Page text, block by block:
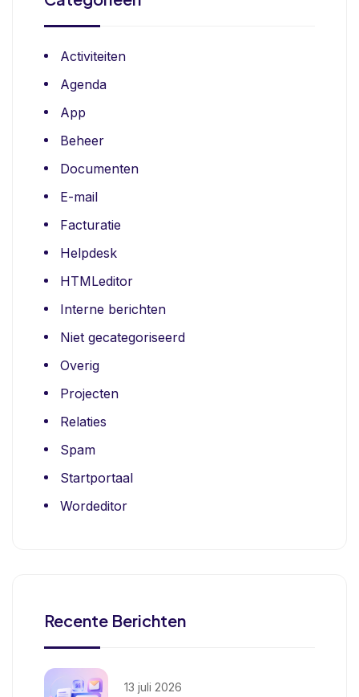
Activiteiten
Agenda
App
Beheer
Documenten
E-mail
Facturatie
Helpdesk
HTMLeditor
Interne berichten
Niet gecategoriseerd
Overig
Projecten
Relaties
Spam
Startportaal
Wordeditor
Recente Berichten
13 juli 2026